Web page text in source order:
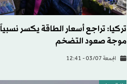
تركيا: تراجع أسعار الطاقة يكسر نسبياً
موجة صعود التضخم
الجمعة 03/07 - 12:41